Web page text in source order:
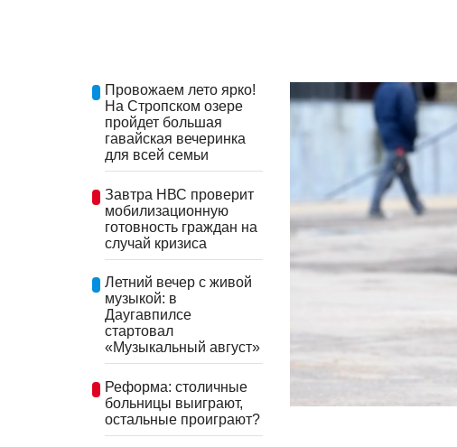
Провожаем лето ярко!
На Стропском озере
пройдет большая
гавайская вечеринка
для всей семьи
Завтра НВС проверит
мобилизационную
готовность граждан на
случай кризиса
Летний вечер с живой
музыкой: в
Даугавпилсе
стартовал
«Музыкальный август»
Реформа: столичные
больницы выиграют,
остальные проиграют?